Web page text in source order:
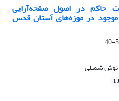
حاکم در اصول صفحه‌آرایی
در موزه‌های آستان قدس
5-40
شمیلی